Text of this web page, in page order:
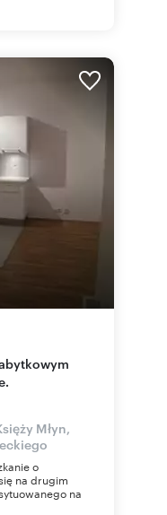
Młyn,
o
na drugim
na